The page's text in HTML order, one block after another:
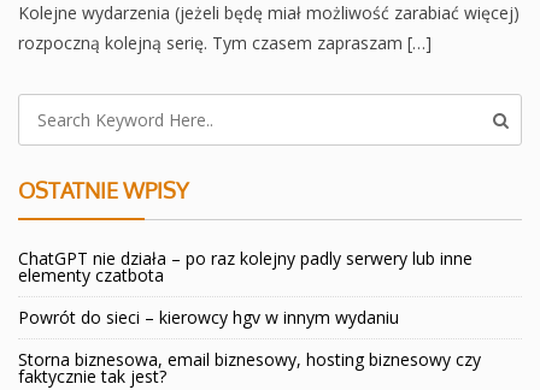
Kolejne wydarzenia (jeżeli będę miał możliwość zarabiać więcej)
rozpoczną kolejną serię. Tym czasem zapraszam […]
OSTATNIE WPISY
ChatGPT nie działa – po raz kolejny padly serwery lub inne
elementy czatbota
Powrót do sieci – kierowcy hgv w innym wydaniu
Storna biznesowa, email biznesowy, hosting biznesowy czy
faktycznie tak jest?